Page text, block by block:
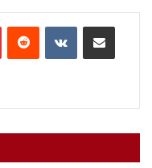
PinterestReddit VKontakteShare via Email